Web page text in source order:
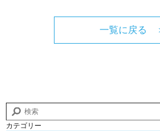
一覧に戻る
カテゴリー